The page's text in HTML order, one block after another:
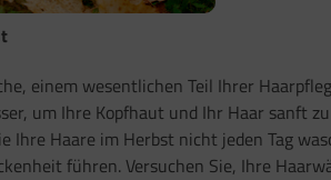
einem wesentlichen Teil Ihrer
um Ihre Kopfhaut und Ihr Haar sanft
Ihre Haare im Herbst nicht jeden Tag
führen. Versuchen Sie, Ihre